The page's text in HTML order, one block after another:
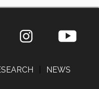
NEWS